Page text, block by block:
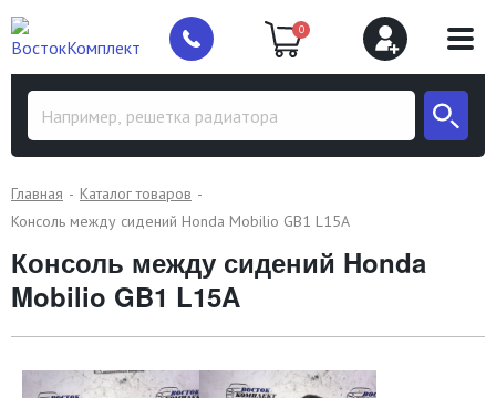
0
Главная
Каталог товаров
Консоль между сидений Honda Mobilio GB1 L15A
Консоль между сидений Honda
Mobilio GB1 L15A